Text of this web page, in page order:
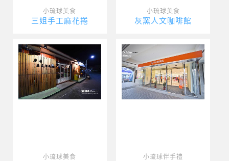
小琉球美食
三姐手工麻花捲
小琉球美食
灰窯人文咖啡館
小琉球美食 小琉球伴手禮